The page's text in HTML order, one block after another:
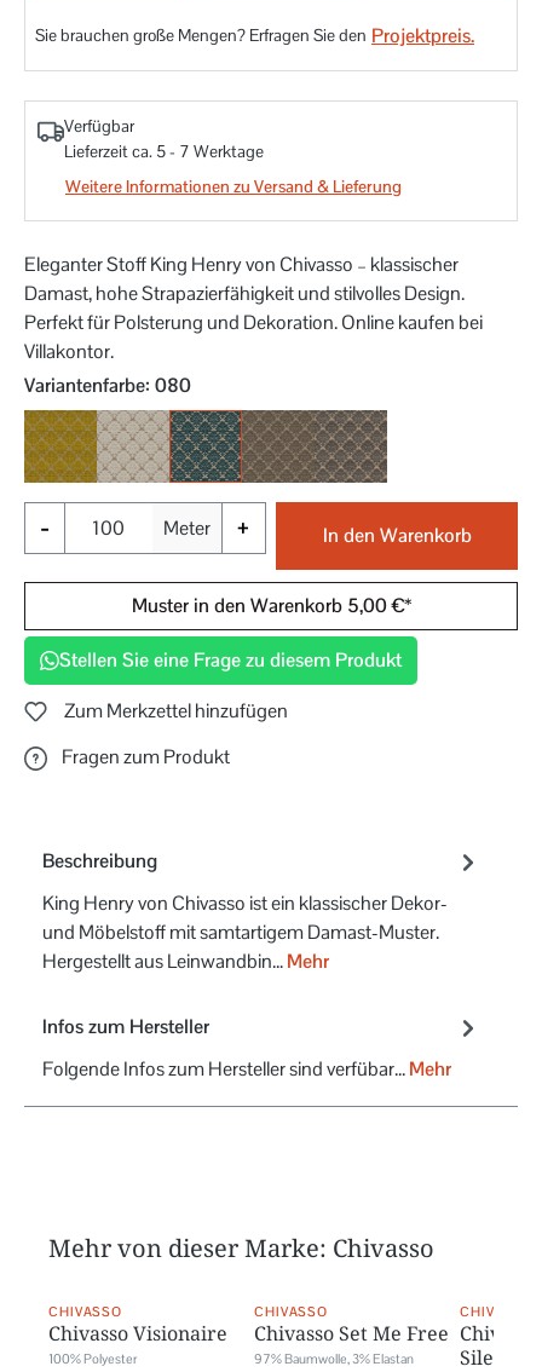
Sie brauchen große Mengen? Erfragen Sie den Projektpreis.
Verfügbar
Lieferzeit ca. 5 - 7 Werktage
Weitere Informationen zu Versand & Lieferung
Eleganter Stoff King Henry von Chivasso – klassischer
Damast, hohe Strapazierfähigkeit und stilvolles Design.
Perfekt für Polsterung und Dekoration. Online kaufen bei
Villakontor.
Variantenfarbeauswählen
: 080
030 070 080 091 092
- Meter + In den Warenkorb
Muster in den Warenkorb 5,00 €*
Stellen Sie eine Frage zu diesem Produkt
Zum Merkzettel hinzufügen
Fragen zum Produkt
Beschreibung
King Henry von Chivasso ist ein klassischer Dekor-
und Möbelstoff mit samtartigem Damast-Muster.
Hergestellt aus Leinwandbin…Mehr
Infos zum Hersteller
Folgende Infos zum Hersteller sind verfübar...Mehr
Mehr von dieser Marke: Chivasso
CHIVASSO
Chivasso Visionaire
100% Polyester
CHIVASSO
Chivasso Set Me Free
97% Baumwolle, 3% Elastan
CHIVASSO
Silence